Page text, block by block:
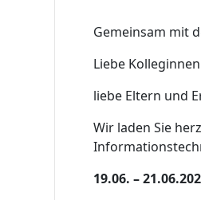
Gemeinsam mit
Liebe
liebe Eltern und
Wir laden Sie
19.06. –